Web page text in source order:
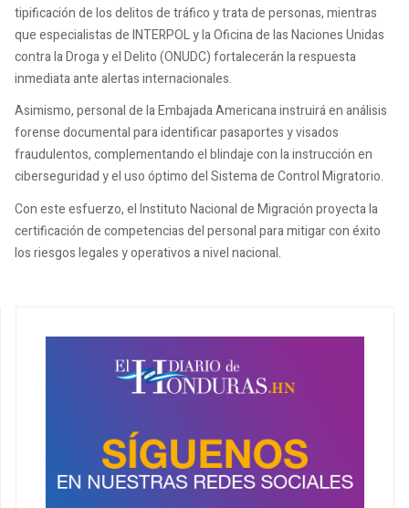
tipificación de los delitos de tráfico y trata de personas, mientras
que especialistas de INTERPOL y la Oficina de las Naciones Unidas
contra la Droga y el Delito (ONUDC) fortalecerán la respuesta
inmediata ante alertas internacionales.
Asimismo, personal de la Embajada Americana instruirá en análisis
forense documental para identificar pasaportes y visados
fraudulentos, complementando el blindaje con la instrucción en
ciberseguridad y el uso óptimo del Sistema de Control Migratorio.
Con este esfuerzo, el Instituto Nacional de Migración proyecta la
certificación de competencias del personal para mitigar con éxito
los riesgos legales y operativos a nivel nacional.